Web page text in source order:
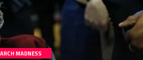
MADNESS